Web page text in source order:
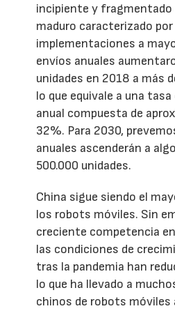
incipiente y fragmentado
maduro caracterizado por
implementaciones a
envíos anuales
unidades en 2018 a más
lo que equivale a una
anual compuesta de
32%. Para 2030,
anuales ascenderán a
500.000 unidades.
China sigue siendo el
los robots móviles. Sin
creciente competencia
las condiciones de
tras la pandemia han
lo que ha llevado a
chinos de robots móviles